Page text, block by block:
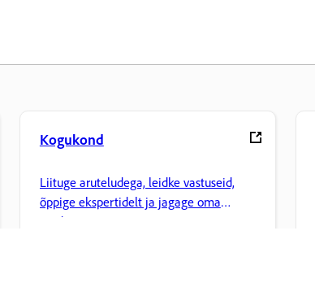
Kogukond
Liituge aruteludega, leidke vastuseid,
õppige ekspertidelt ja jagage oma
teadmisi.